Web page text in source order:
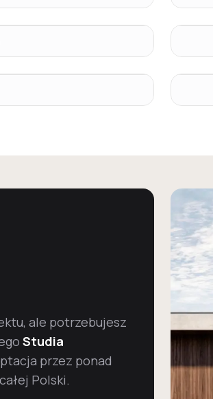
ale potrzebujesz
Studia
przez ponad
Polski.